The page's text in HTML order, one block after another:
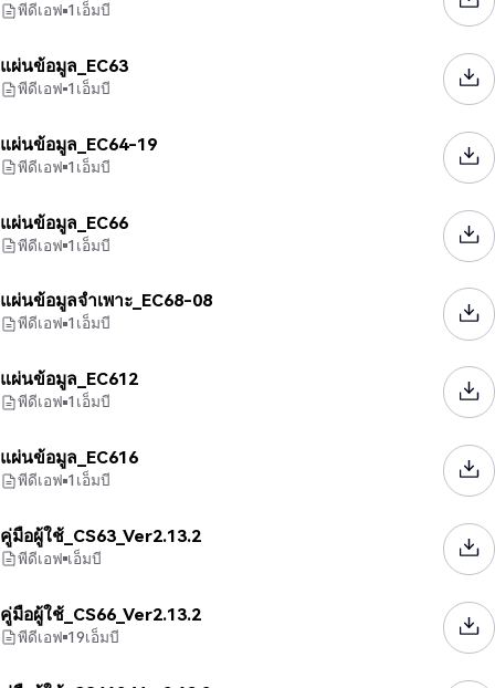
พีดีเอฟ 1เอ็มบี
แผ่นข้อมูล_EC63
พีดีเอฟ 1เอ็มบี
แผ่นข้อมูล_EC64-19
พีดีเอฟ 1เอ็มบี
แผ่นข้อมูล_EC66
พีดีเอฟ 1เอ็มบี
แผ่นข้อมูลจำเพาะ_EC68-08
พีดีเอฟ 1เอ็มบี
แผ่นข้อมูล_EC612
พีดีเอฟ 1เอ็มบี
แผ่นข้อมูล_EC616
พีดีเอฟ 1เอ็มบี
คู่มือผู้ใช้_CS63_Ver2.13.2
พีดีเอฟ เอ็มบี
คู่มือผู้ใช้_CS66_Ver2.13.2
พีดีเอฟ 19เอ็มบี